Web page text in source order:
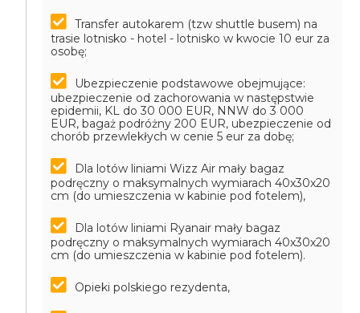
Transfer autokarem (tzw shuttle busem) na
trasie lotnisko - hotel - lotnisko w kwocie 10 eur za
osobę;
Ubezpieczenie podstawowe obejmujące:
ubezpieczenie od zachorowania w następstwie
epidemii, KL do 30 000 EUR, NNW do 3 000
EUR, bagaż podróżny 200 EUR, ubezpieczenie od
chorób przewlekłych w cenie 5 eur za dobę;
Dla lotów liniami Wizz Air mały bagaz
podręczny o maksymalnych wymiarach 40x30x20
cm (do umieszczenia w kabinie pod fotelem),
Dla lotów liniami Ryanair mały bagaz
podręczny o maksymalnych wymiarach 40x30x20
cm (do umieszczenia w kabinie pod fotelem).
Opieki polskiego rezydenta,